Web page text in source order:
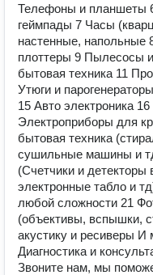
Телефоны и планшеты
геймпады 7 Часы
настенные, напольные
плоттеры 9 Пылесосы
бытовая техника 11
Утюги и
15 Авто электроника
Электроприборы для
бытовая техника
сушильные машины и
(Счетчики и
электронные табло и
любой сложности 21
(объективы, вспышки,
акустику и ресиверы И
Диагностика и
Звоните нам, мы